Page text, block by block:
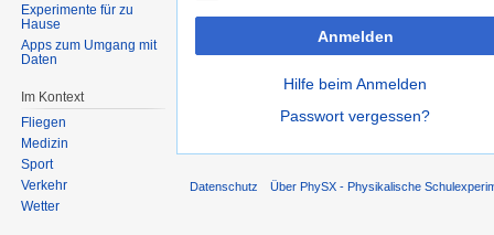
Anmelden
Hilfe beim Anmelden
Passwort vergessen?
Experimente für zu
Hause
Apps zum Umgang mit
Daten
Im Kontext
Fliegen
Medizin
Sport
Verkehr
Wetter
Datenschutz Über PhySX - Physikalische